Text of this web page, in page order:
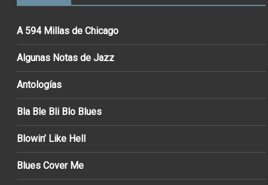
A 594 Millas de Chicago
Algunas Notas de Jazz
Antologías
Bla Ble Bli Blo Blues
Blowin’ Like Hell
Blues Cover Me